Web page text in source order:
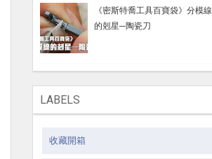
《密斯特喬工具百寶袋》分模線
的剋星─陶瓷刀
LABELS
收藏開箱